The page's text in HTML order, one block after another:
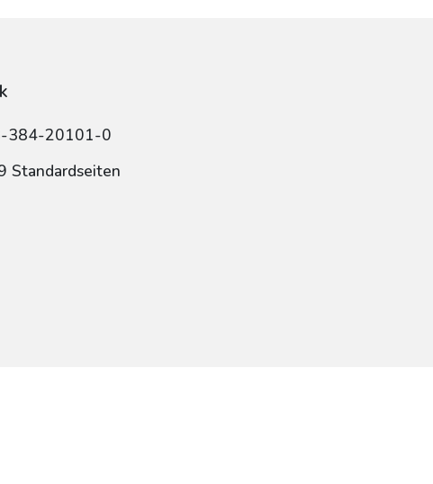
384-20101-0
Standardseiten